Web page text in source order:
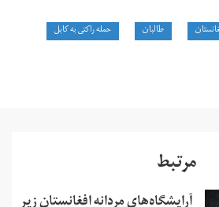
طالبان
حمله راکتی به کابل
مرتبط